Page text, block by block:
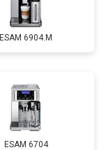
ESAM 6904.M
ESAM 6704